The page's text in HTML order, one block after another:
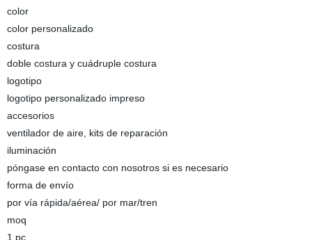
color
color personalizado
costura
doble costura y cuádruple costura
logotipo
logotipo personalizado impreso
accesorios
ventilador de aire, kits de reparación
iluminación
póngase en contacto con nosotros si es necesario
forma de envío
por vía rápida/aérea/ por mar/tren
moq
1 pc